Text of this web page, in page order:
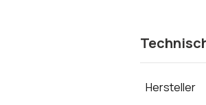
Hersteller